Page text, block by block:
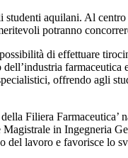
aquilani. Al
potranno
di effettuare
offrendo agli
Filiera Farmaceutica’
in Ingegneria
del lavoro e favorisce lo